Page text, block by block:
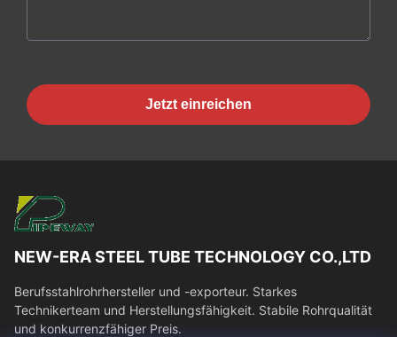
Jetzt einreichen
NEW-ERA STEEL TUBE TECHNOLOGY CO.,LTD
Berufsstahlrohrhersteller und -exporteur. Starkes
Technikerteam und Herstellungsfähigkeit. Stabile Rohrqualität
und konkurrenzfähiger Preis.